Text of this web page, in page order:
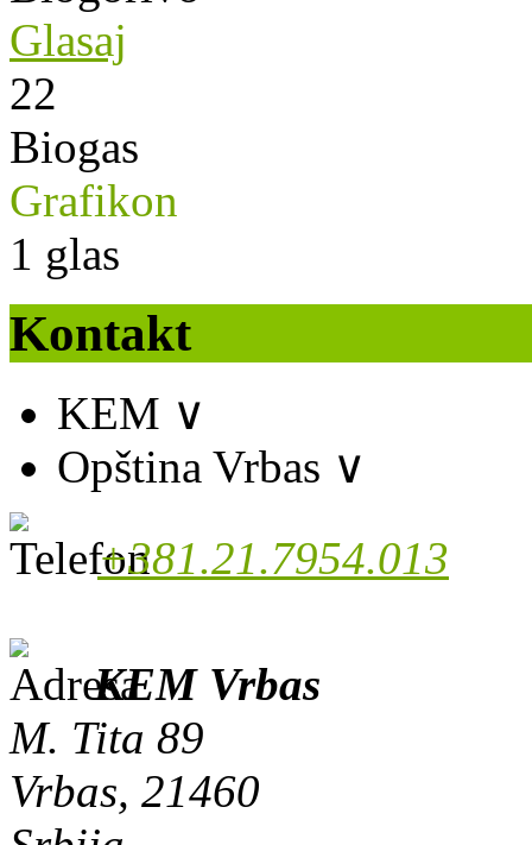
Glasaj
22
Biogas
Grafikon
1 glas
Kontakt
KEM ∨
Opština Vrbas ∨
+381.21.7954.013
KEM Vrbas
M. Tita 89
Vrbas, 21460